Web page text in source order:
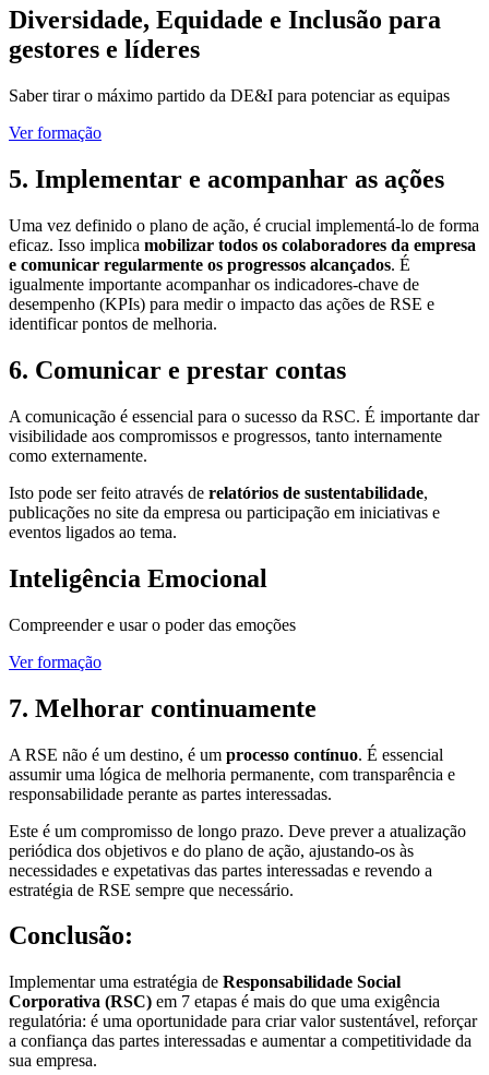
Diversidade, Equidade e Inclusão para
gestores e líderes
Saber tirar o máximo partido da DE&I para potenciar as equipas
Ver formação
5. Implementar e acompanhar as ações
Uma vez definido o plano de ação, é crucial implementá-lo de forma
eficaz. Isso implica mobilizar todos os colaboradores da empresa
e comunicar regularmente os progressos alcançados. É
igualmente importante acompanhar os indicadores-chave de
desempenho (KPIs) para medir o impacto das ações de RSE e
identificar pontos de melhoria.
6. Comunicar e prestar contas
A comunicação é essencial para o sucesso da RSC. É importante dar
visibilidade aos compromissos e progressos, tanto internamente
como externamente.
Isto pode ser feito através de relatórios de sustentabilidade,
publicações no site da empresa ou participação em iniciativas e
eventos ligados ao tema.
Inteligência Emocional
Compreender e usar o poder das emoções
Ver formação
7. Melhorar continuamente
A RSE não é um destino, é um processo contínuo. É essencial
assumir uma lógica de melhoria permanente, com transparência e
responsabilidade perante as partes interessadas.
Este é um compromisso de longo prazo. Deve prever a atualização
periódica dos objetivos e do plano de ação, ajustando-os às
necessidades e expetativas das partes interessadas e revendo a
estratégia de RSE sempre que necessário.
Conclusão:
Implementar uma estratégia de Responsabilidade Social
Corporativa (RSC) em 7 etapas é mais do que uma exigência
regulatória: é uma oportunidade para criar valor sustentável, reforçar
a confiança das partes interessadas e aumentar a competitividade da
sua empresa.